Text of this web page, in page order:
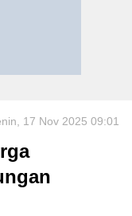
17 Nov 2025 09:01